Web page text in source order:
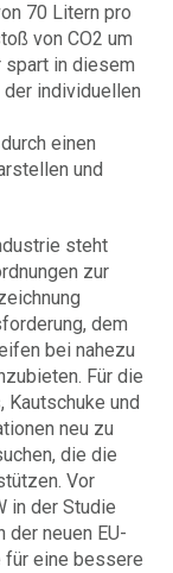
70 Litern pro
von CO2 um
spart in diesem
individuellen
einen
und
steht
zur
dem
bei nahezu
Für die
Kautschuke und
neu zu
die die
Vor
in der Studie
neuen EU-
für eine bessere